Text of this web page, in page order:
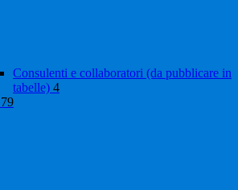
Consulenti e collaboratori (da pubblicare in
tabelle) 4
79